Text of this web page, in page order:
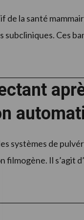
la santé
Ces
systèmes de
Il s’agit